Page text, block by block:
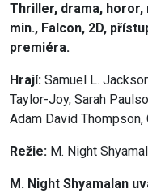
Thriller, drama, horor,
min., Falcon, 2D,
premiéra.
Hrají: Samuel L.
Taylor-Joy, Sarah
Adam David Thompson,
Režie: M. Night
M. Night Shyamalan